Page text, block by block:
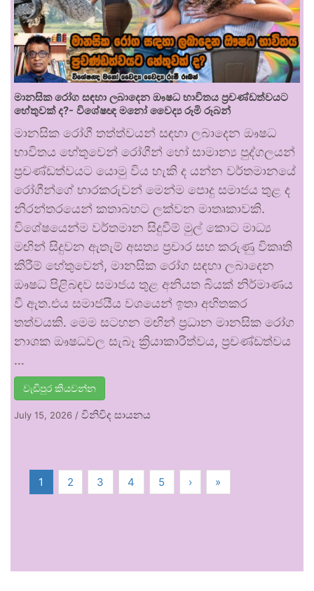
මානසික රෝග සඳහා ලබාදෙන ඖෂධ භාවිතය ප්‍රචණ්ඩත්වයට
හේතුවක් ද?- විශේෂඥ මනෝ වෛද්‍ය රූමි රූබන්
මානසික රෝගී තත්ත්වයන් සඳහා ලබාදෙන ඖෂධ
භාවිතය හේතුවෙන් රෝගීන් හෝ සාමාන්‍ය පුද්ගලයන්
ප්‍රචණ්ඩත්වයට යොමු විය හැකි ද යන්න වර්තමානයේ
රෝගීන්ගේ භාරකරුවන් මෙන්ම පොදු සමාජය තුළ ද
නිරන්තරයෙන් කතාබහට ලක්වන මාතෘකාවකි.
විශේෂයෙන්ම වර්තමාන සිදුවීම් මුල් කොට මාධ්‍ය
මඟින් සිදුවන ඇතැම් අසත්‍ය ප්‍රචාර සහ කරුණු විකෘති
කිරීම් හේතුවෙන්, මානසික රෝග සඳහා ලබාදෙන
ඖෂධ පිළිබඳව සමාජය තුළ අනියත බියක් නිර්මාණය
වී ඇත.එය සමාජයීය වශයෙන් ඉතා අහිතකර
තත්වයකි. මෙම සටහන මඟින් ප්‍රධාන මානසික රෝග
නාශක ඖෂධවල සැබෑ ක්‍රියාකාරීත්වය, ප්‍රචණ්ඩත්වය
…
වැඩිපුර කියවන්න
July 15, 2026 / විනිවිද සායනය
1 2 3 4 5 › »